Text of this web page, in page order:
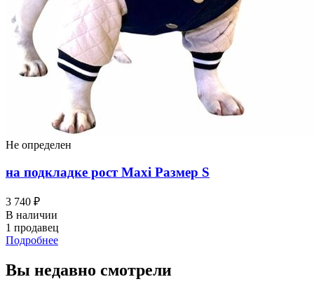
Не определен
на подкладке рост Maxi Размер S
3 740 ₽
В наличии
1 продавец
Подробнее
Вы недавно смотрели